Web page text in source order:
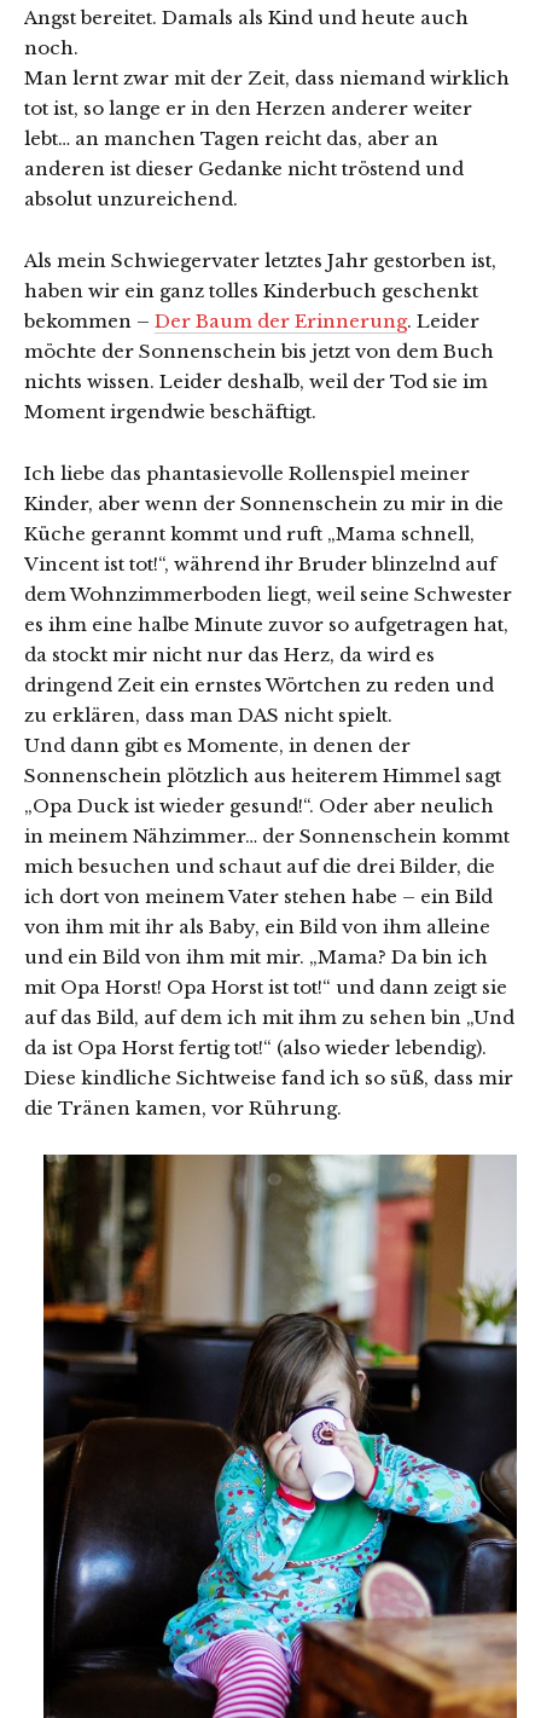
Angst bereitet. Damals als Kind und heute auch
noch.
Man lernt zwar mit der Zeit, dass niemand wirklich
tot ist, so lange er in den Herzen anderer weiter
lebt… an manchen Tagen reicht das, aber an
anderen ist dieser Gedanke nicht tröstend und
absolut unzureichend.
Als mein Schwiegervater letztes Jahr gestorben ist,
haben wir ein ganz tolles Kinderbuch geschenkt
bekommen – Der Baum der Erinnerung. Leider
möchte der Sonnenschein bis jetzt von dem Buch
nichts wissen. Leider deshalb, weil der Tod sie im
Moment irgendwie beschäftigt.
Ich liebe das phantasievolle Rollenspiel meiner
Kinder, aber wenn der Sonnenschein zu mir in die
Küche gerannt kommt und ruft „Mama schnell,
Vincent ist tot!“, während ihr Bruder blinzelnd auf
dem Wohnzimmerboden liegt, weil seine Schwester
es ihm eine halbe Minute zuvor so aufgetragen hat,
da stockt mir nicht nur das Herz, da wird es
dringend Zeit ein ernstes Wörtchen zu reden und
zu erklären, dass man DAS nicht spielt.
Und dann gibt es Momente, in denen der
Sonnenschein plötzlich aus heiterem Himmel sagt
„Opa Duck ist wieder gesund!“. Oder aber neulich
in meinem Nähzimmer… der Sonnenschein kommt
mich besuchen und schaut auf die drei Bilder, die
ich dort von meinem Vater stehen habe – ein Bild
von ihm mit ihr als Baby, ein Bild von ihm alleine
und ein Bild von ihm mit mir. „Mama? Da bin ich
mit Opa Horst! Opa Horst ist tot!“ und dann zeigt sie
auf das Bild, auf dem ich mit ihm zu sehen bin „Und
da ist Opa Horst fertig tot!“ (also wieder lebendig).
Diese kindliche Sichtweise fand ich so süß, dass mir
die Tränen kamen, vor Rührung.